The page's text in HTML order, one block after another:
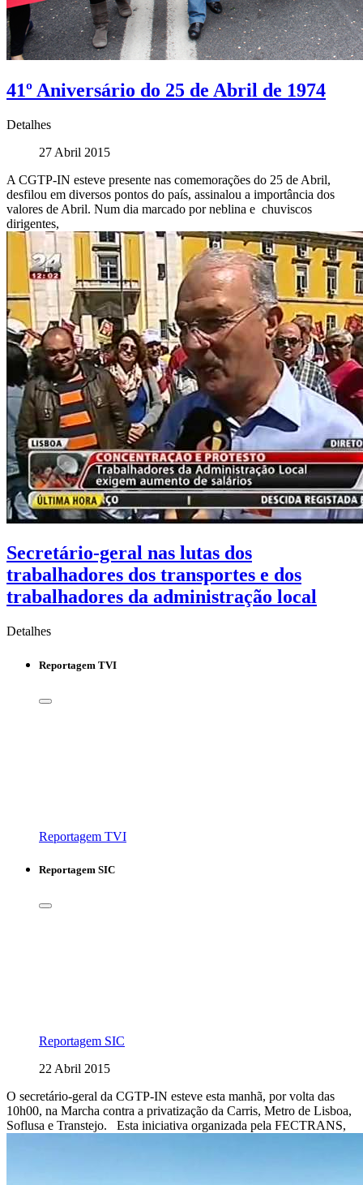
41º Aniversário do 25 de Abril de 1974
Detalhes
27 Abril 2015
A CGTP-IN esteve presente nas comemorações do 25 de Abril,
desfilou em diversos pontos do país, assinalou a importância dos
valores de Abril. Num dia marcado por neblina e chuviscos
dirigentes,
Secretário-geral nas lutas dos
trabalhadores dos transportes e dos
trabalhadores da administração local
Detalhes
Reportagem TVI
Reportagem TVI
Reportagem SIC
Reportagem SIC
22 Abril 2015
O secretário-geral da CGTP-IN esteve esta manhã, por volta das
10h00, na Marcha contra a privatização da Carris, Metro de Lisboa,
Soflusa e Transtejo. Esta iniciativa organizada pela FECTRANS,